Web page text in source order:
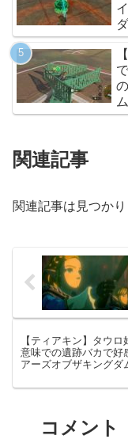
関連記事
関連記事は見つかり
【ティアキン】タウ
意味での遺跡バカで好
アーズオブザキングダ
コメント